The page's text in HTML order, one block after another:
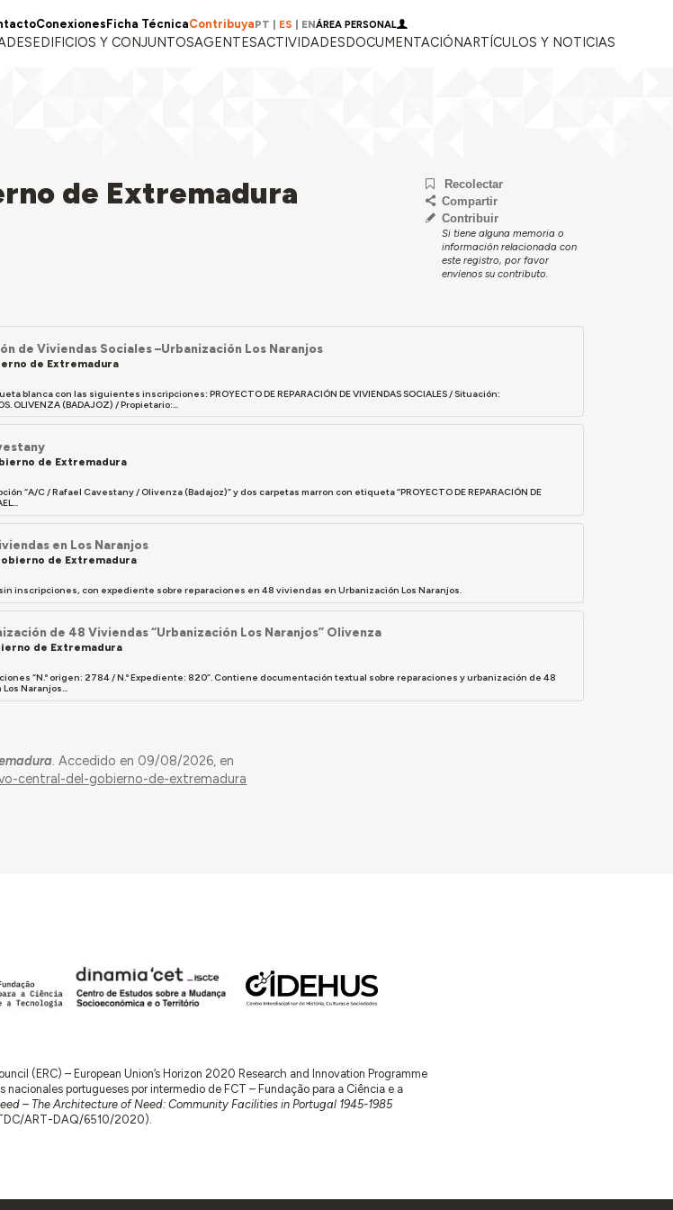
Conexiones Ficha TécnicaContribuyaPT ES ENÁREA PERSONAL
EDIFICIOS Y CONJUNTOSAGENTESACTIVIDADESDOCUMENTACIÓNARTÍCULOS Y NOTICIAS
de Extremadura
Recolectar
Compartir
Contribuir
Si tiene alguna memoria o
información relacionada con
este registro, por favor
envíenos su contributo.
de Viviendas Sociales –Urbanización Los Naranjos
de Extremadura
blanca con las siguientes inscripciones: PROYECTO DE REPARACIÓN DE VIVIENDAS SOCIALES / Situación:
OLIVENZA (BADAJOZ) / Propietario:...
de Extremadura
“A/C / Rafael Cavestany / Olivenza (Badajoz)” y dos carpetas marron con etiqueta “PROYECTO DE REPARACIÓN DE
en Los Naranjos
de Extremadura
inscripciones, con expediente sobre reparaciones en 48 viviendas en Urbanización Los Naranjos.
de 48 Viviendas “Urbanización Los Naranjos” Olivenza
de Extremadura
“N.º origen: 2784 / N.º Expediente: 820”. Contiene documentación textual sobre reparaciones y urbanización de 48
Naranjos...
. Accedido en 09/08/2026, en
central-del-gobierno-de-extremadura
(ERC) – European Union’s Horizon 2020 Research and Innovation Programme
portugueses por intermedio de FCT – Fundação para a Ciência e a
– The Architecture of Need: Community Facilities in Portugal 1945-1985
ART-DAQ/6510/2020).